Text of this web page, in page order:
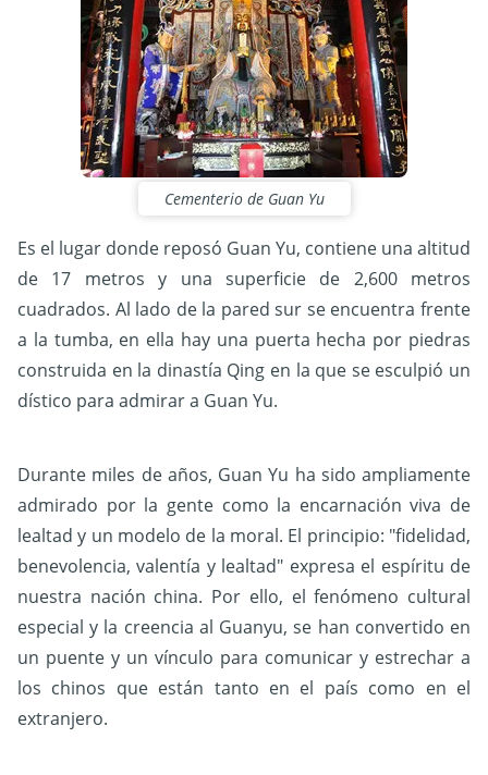
Cementerio de Guan Yu
Es el lugar donde reposó Guan Yu, contiene una altitud
de 17 metros y una superficie de 2,600 metros
cuadrados. Al lado de la pared sur se encuentra frente
a la tumba, en ella hay una puerta hecha por piedras
construida en la dinastía Qing en la que se esculpió un
dístico para admirar a Guan Yu.
Durante miles de años, Guan Yu ha sido ampliamente
admirado por la gente como la encarnación viva de
lealtad y un modelo de la moral. El principio: "fidelidad,
benevolencia, valentía y lealtad" expresa el espíritu de
nuestra nación china. Por ello, el fenómeno cultural
especial y la creencia al Guanyu, se han convertido en
un puente y un vínculo para comunicar y estrechar a
los chinos que están tanto en el país como en el
extranjero.